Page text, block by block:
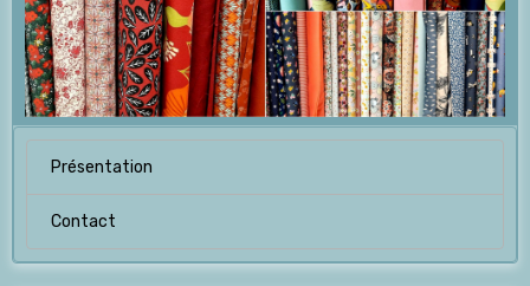
Présentation
Contact